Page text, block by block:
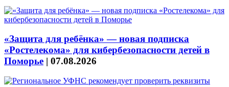
«Защита для ребёнка» — новая подписка
«Ростелекома» для кибербезопасности детей в
Поморье | 07.08.2026